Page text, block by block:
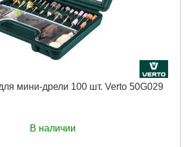
мини-дрели 100 шт. Verto 50G029
В наличии